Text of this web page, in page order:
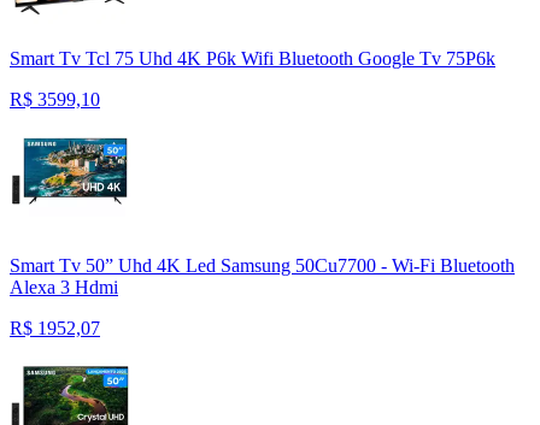
Smart Tv Tcl 75 Uhd 4K P6k Wifi Bluetooth Google Tv 75P6k
R$ 3599,10
Smart Tv 50” Uhd 4K Led Samsung 50Cu7700 - Wi-Fi Bluetooth
Alexa 3 Hdmi
R$ 1952,07